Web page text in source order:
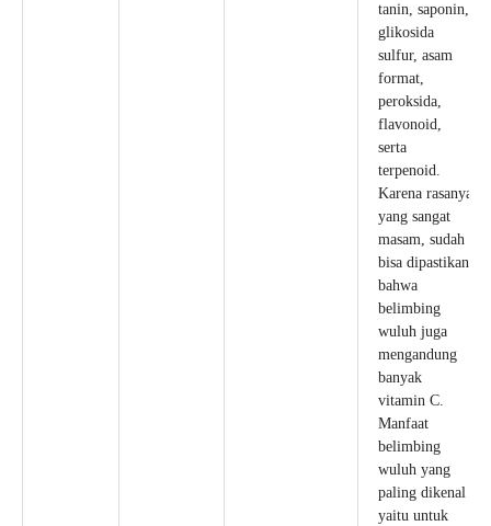
tanin, saponin,
glikosida
sulfur, asam
format,
peroksida,
flavonoid,
serta
terpenoid.
Karena rasanya
yang sangat
masam, sudah
bisa dipastikan
bahwa
belimbing
wuluh juga
mengandung
banyak
vitamin C.
Manfaat
belimbing
wuluh yang
paling dikenal
yaitu untuk